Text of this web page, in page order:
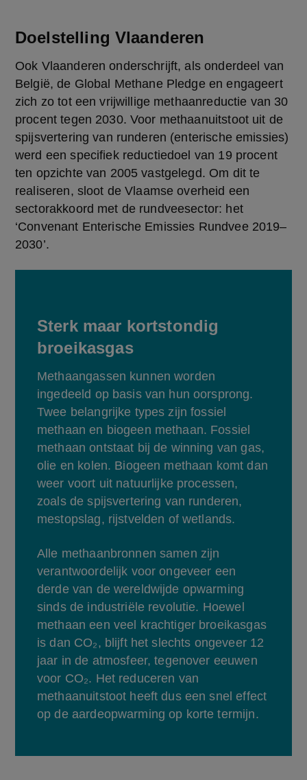
Doelstelling Vlaanderen
Ook Vlaanderen onderschrijft, als onderdeel van
België, de Global Methane Pledge en engageert
zich zo tot een vrijwillige methaanreductie van 30
procent tegen 2030. Voor methaanuitstoot uit de
spijsvertering van runderen (enterische emissies)
werd een specifiek reductiedoel van 19 procent
ten opzichte van 2005 vastgelegd. Om dit te
realiseren, sloot de Vlaamse overheid een
sectorakkoord met de rundveesector: het
‘Convenant Enterische Emissies Rundvee 2019–
2030’.
Sterk maar kortstondig
broeikasgas
Methaangassen kunnen worden
ingedeeld op basis van hun oorsprong.
Twee belangrijke types zijn fossiel
methaan en biogeen methaan. Fossiel
methaan ontstaat bij de winning van gas,
olie en kolen. Biogeen methaan komt dan
weer voort uit natuurlijke processen,
zoals de spijsvertering van runderen,
mestopslag, rijstvelden of wetlands.
Alle methaanbronnen samen zijn
verantwoordelijk voor ongeveer een
derde van de wereldwijde opwarming
sinds de industriële revolutie. Hoewel
methaan een veel krachtiger broeikasgas
is dan CO₂, blijft het slechts ongeveer 12
jaar in de atmosfeer, tegenover eeuwen
voor CO₂. Het reduceren van
methaanuitstoot heeft dus een snel effect
op de aardeopwarming op korte termijn.